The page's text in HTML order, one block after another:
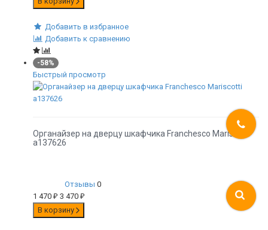
Добавить в избранное
Добавить к сравнению
-58%
Быстрый просмотр
Органайзер на дверцу шкафчика Franchesco Mariscotti
а137626
Отзывы 0
1 470 ₽ 3 470 ₽
В корзину